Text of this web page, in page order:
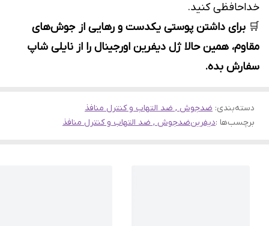
خداحافظی کنید.
🛒 برای داشتن پوستی یکدست و رهایی از جوش‌های
مقاوم، همین حالا ژل دیفرین اورجینال را از نایلی شاپ
سفارش بده.
دسته‌بندی: ضدجوش , ضد التهاب و کنترل منافذ
برچسب‌ها :دیفرینضدجوش , ضد التهاب و کنترل منافذ